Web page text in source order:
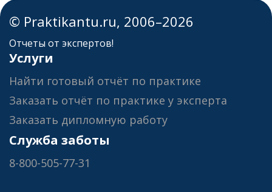
© Praktikantu.ru, 2006–2026
Отчеты от экспертов!
Услуги
Найти готовый отчёт по практике
Заказать отчёт по практике у эксперта
Заказать дипломную работу
Служба заботы
8-800-505-77-31